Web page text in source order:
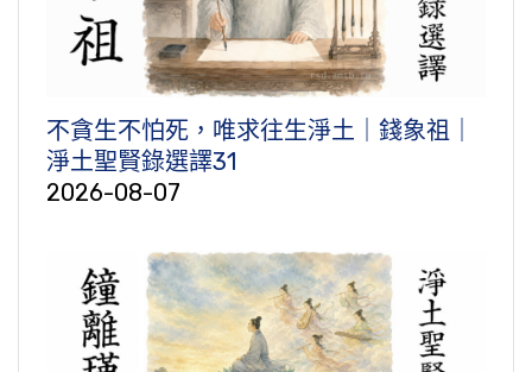
不貪生不怕死，唯求往生淨土｜錢象祖｜
淨土聖賢錄選譯31
2026-08-07